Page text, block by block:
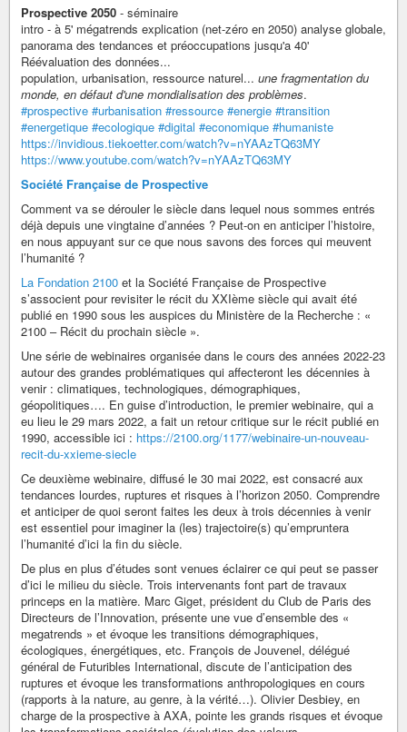
Prospective 2050 - séminaire
intro - à 5' mégatrends explication (net-zéro en 2050) analyse globale,
panorama des tendances et préoccupations jusqu'a 40'
Réévaluation des données...
population, urbanisation, ressource naturel... une fragmentation du
monde, en défaut d'une mondialisation des problèmes.
#prospective #urbanisation #ressource #energie #transition
#energetique #ecologique #digital #economique #humaniste
https://invidious.tiekoetter.com/watch?v=nYAAzTQ63MY
https://www.youtube.com/watch?v=nYAAzTQ63MY
Société Française de Prospective
Comment va se dérouler le siècle dans lequel nous sommes entrés
déjà depuis une vingtaine d’années ? Peut-on en anticiper l’histoire,
en nous appuyant sur ce que nous savons des forces qui meuvent
l’humanité ?
La Fondation 2100 et la Société Française de Prospective
s’associent pour revisiter le récit du XXIème siècle qui avait été
publié en 1990 sous les auspices du Ministère de la Recherche : «
2100 – Récit du prochain siècle ».
Une série de webinaires organisée dans le cours des années 2022-23
autour des grandes problématiques qui affecteront les décennies à
venir : climatiques, technologiques, démographiques,
géopolitiques…. En guise d’introduction, le premier webinaire, qui a
eu lieu le 29 mars 2022, a fait un retour critique sur le récit publié en
1990, accessible ici : https://2100.org/1177/webinaire-un-nouveau-
recit-du-xxieme-siecle
Ce deuxième webinaire, diffusé le 30 mai 2022, est consacré aux
tendances lourdes, ruptures et risques à l’horizon 2050. Comprendre
et anticiper de quoi seront faites les deux à trois décennies à venir
est essentiel pour imaginer la (les) trajectoire(s) qu’empruntera
l’humanité d’ici la fin du siècle.
De plus en plus d’études sont venues éclairer ce qui peut se passer
d’ici le milieu du siècle. Trois intervenants font part de travaux
princeps en la matière. Marc Giget, président du Club de Paris des
Directeurs de l’Innovation, présente une vue d’ensemble des «
megatrends » et évoque les transitions démographiques,
écologiques, énergétiques, etc. François de Jouvenel, délégué
général de Futuribles International, discute de l’anticipation des
ruptures et évoque les transformations anthropologiques en cours
(rapports à la nature, au genre, à la vérité…). Olivier Desbiey, en
charge de la prospective à AXA, pointe les grands risques et évoque